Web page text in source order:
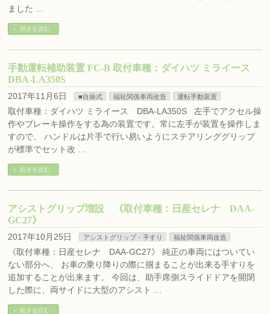
ました …
続きを読む
手動運転補助装置 FC-B 取付車種：ダイハツ ミライース
DBA-LA350S
2017年11月6日 ■自操式 福祉関係車両改造 運転手動装置
取付車種：ダイハツ ミライース DBA-LA350S 左手でアクセル操
作やブレーキ操作をする為の装置です。常に左手が装置を操作しま
すので、 ハンドルは片手で行い易いようにステアリンググリップ
が標準でセット改 …
続きを読む
アシストグリップ増設 《取付車種：日産セレナ DAA-
GC27》
2017年10月25日 アシストグリップ・手すり 福祉関係車両改造
《取付車種：日産セレナ DAA-GC27》 純正の車両にはついてい
ない部分へ、 お車の乗り降りの際に掴まることが出来る手すりを
追加することが出来ます。 今回は、助手席側スライドドアを開閉
した際に、両サイドに大型のアシスト …
続きを読む